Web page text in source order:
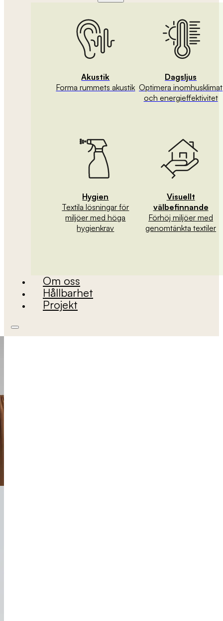
Akustik
Forma rummets akustik
Dagsljus
Optimera inomhusklimat
och energieffektivitet
Hygien
Textila lösningar för
miljöer med höga
hygienkrav
Visuellt
välbefinnande
Förhöj miljöer med
genomtänkta textiler
Om oss
Hållbarhet
Projekt